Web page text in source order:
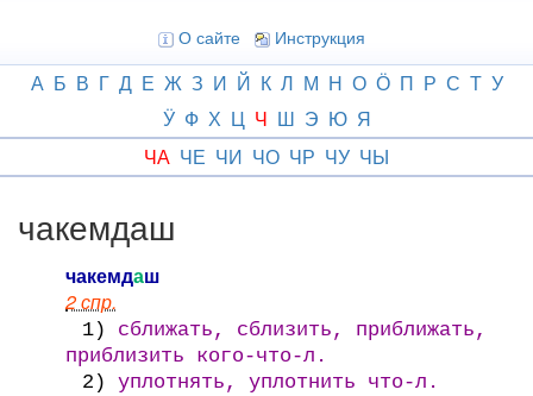
О сайте Инструкция
А Б В Г Д Е Ж З И Й К Л М Н О Ӧ П Р С Т У
Ӱ Ф Х Ц Ч Ш Э Ю Я
ЧА ЧЕ ЧИ ЧО ЧР ЧУ ЧЫ
чакемдаш
чакемдаш
2 спр.
1)
сближать, сблизить, приближать,
приблизить кого-что-л.
2)
уплотнять, уплотнить что-л.